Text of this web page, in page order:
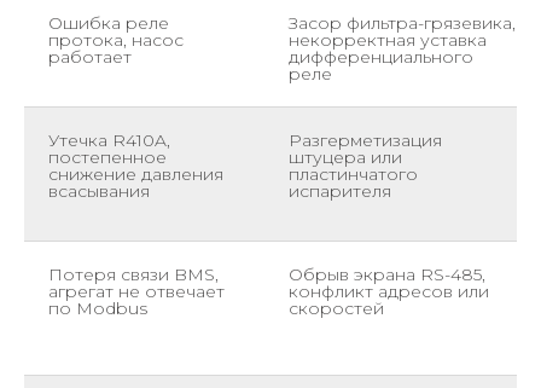
Ошибка реле
протока, насос
работает
Засор фильтра-грязевика,
некорректная уставка
дифференциального
реле
Утечка R410A,
постепенное
снижение давления
всасывания
Разгерметизация
штуцера или
пластинчатого
испарителя
Потеря связи BMS,
агрегат не отвечает
по Modbus
Обрыв экрана RS-485,
конфликт адресов или
скоростей